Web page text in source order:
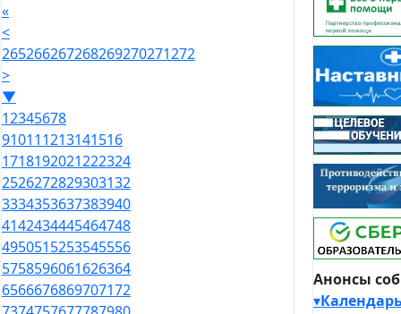
«
<
265266267268269270271272
>
▼
12345678
910111213141516
1718192021222324
2526272829303132
3334353637383940
4142434445464748
4950515253545556
5758596061626364
6566676869707172
Анонсы
▾